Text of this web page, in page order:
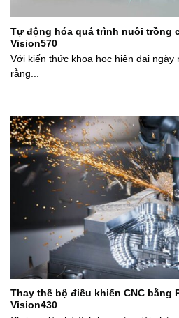
Tự động hóa quá trình nuôi trồng
Vision570
Với kiến thức khoa học hiện đại ngày
rằng...
Thay thế bộ điều khiển CNC bằng
Vision430